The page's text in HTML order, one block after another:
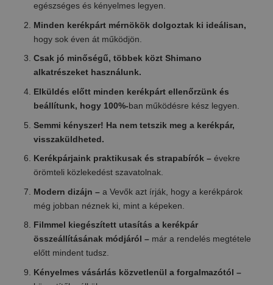
egészséges és kényelmes legyen.
Minden kerékpárt mérnökök dolgoztak ki ideálisan,
hogy sok éven át működjön.
Csak jó minőségű, többek közt Shimano
alkatrészeket használunk.
Elküldés előtt minden kerékpárt ellenőrzünk és
beállítunk, hogy 100%-ban működésre kész legyen.
Semmi kényszer! Ha nem tetszik meg a kerékpár,
visszaküldheted.
Kerékpárjaink praktikusak és strapabírók – évekre
örömteli közlekedést szavatolnak.
Modern dizájn – a Vevők azt írják, hogy a kerékpárok
még jobban néznek ki, mint a képeken.
Filmmel kiegészített utasítás a kerékpár
összeállításának módjáról – már a rendelés megtétele
előtt mindent tudsz.
Kényelmes vásárlás közvetlenül a forgalmazótól –